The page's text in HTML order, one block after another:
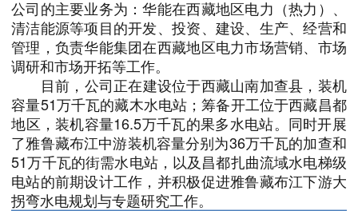
公司的主要业务为：华能在西藏地区电力（热力）、
清洁能源等项目的开发、投资、建设、生产、经营和
管理，负责华能集团在西藏地区电力市场营销、市场
调研和市场开拓等工作。
目前，公司正在建设位于西藏山南加查县，装机
容量51万千瓦的藏木水电站；筹备开工位于西藏昌都
地区，装机容量16.5万千瓦的果多水电站。同时开展
了雅鲁藏布江中游装机容量分别为36万千瓦的加查和
51万千瓦的街需水电站，以及昌都扎曲流域水电梯级
电站的前期设计工作，并积极促进雅鲁藏布江下游大
拐弯水电规划与专题研究工作。